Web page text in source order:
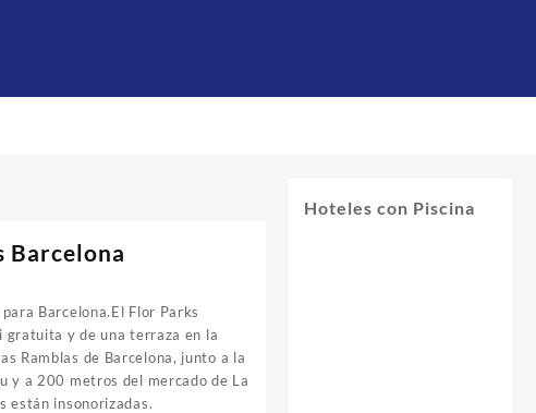
Barcelona
Barcelona.El Flor Parks
gratuita y de una terraza en la
Ramblas de Barcelona, junto a la
y a 200 metros del mercado de La
están insonorizadas.
Hoteles con Piscina